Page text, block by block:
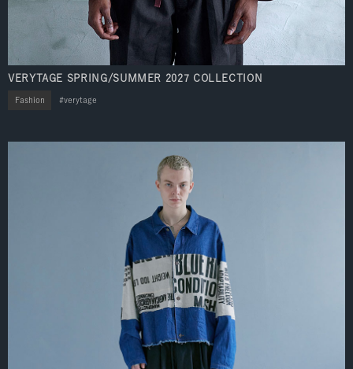
VERYTAGE SPRING/SUMMER 2027 COLLECTION
Fashion verytage